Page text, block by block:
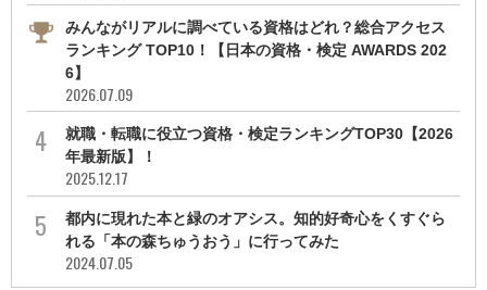
みんながリアルに調べている資格はどれ？総合アクセス
ランキング TOP10！【日本の資格・検定 AWARDS 202
6】
2026.07.09
就職・転職に役立つ資格・検定ランキングTOP30【2026
年最新版】！
2025.12.17
都内に現れた本と緑のオアシス。知的好奇心をくすぐら
れる「本の森ちゅうおう」に行ってみた
2024.07.05